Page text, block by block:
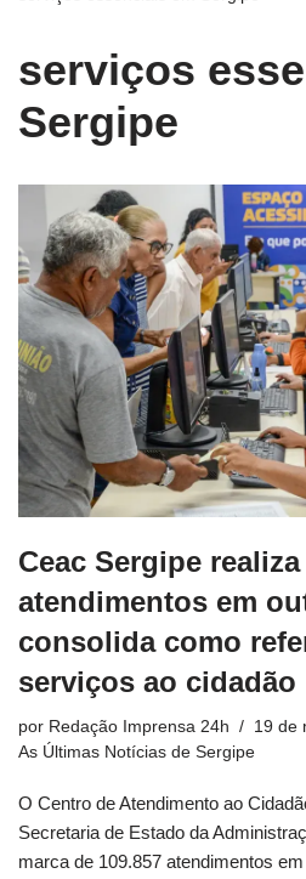
serviços
Sergipe
Ceac Sergipe
atendimentos em
consolida como
serviços ao cidadão
por Redação Imprensa 24h
19 de
As Últimas Notícias de Sergipe
O Centro de Atendimento ao
Secretaria de Estado da
marca de 109.857 atendimentos